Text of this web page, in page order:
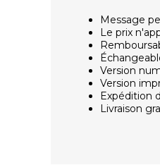
Message
Le prix
Version
Version
Expédition
Livraison